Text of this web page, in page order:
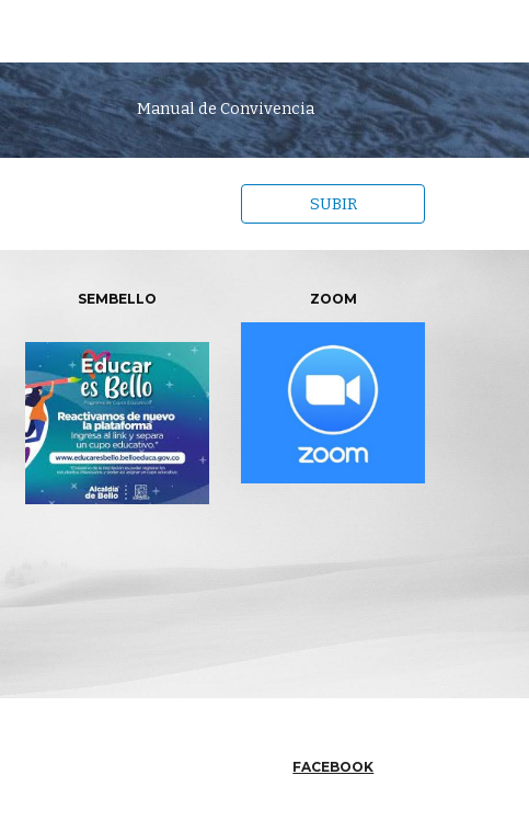
Manual de Convivencia
SUBIR
SEMBELLO ZOOM
FACEBOOK